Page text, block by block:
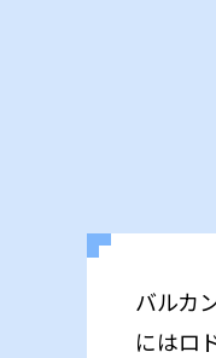
バルカ
にはロ